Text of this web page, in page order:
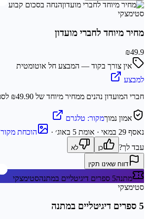
הנחה בסכום קבוע
סטימצקי
מחיר מיוחד לחברי מועדון
₪49.9
אין צורך בקוד — המבצע חל אוטומטית
למבצע
חברי המועדון נהנים ממחיר מיוחד של ₪49.90 לספר בסניפים ובאתר.
אמון נמוךמקור: טלגרם
נאסף 29 במאי · אומת 5 באוג׳ ·
הוכחת מקור
עבד לך?
כן לא
דווח שאינו תקין
מתנה5 ספרים דיגיטליים במתנה
סטימצקי
סטימצקי
5 ספרים דיגיטליים במתנה